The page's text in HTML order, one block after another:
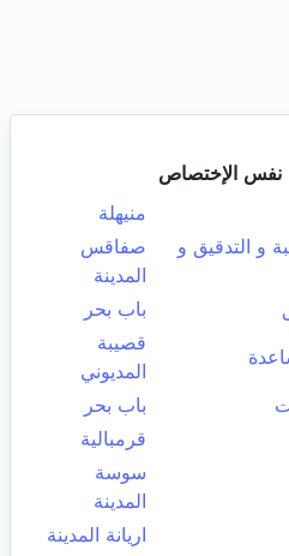
الإختصاص
منيهلة
و التدقيق و
صفاقس
المدينة
باب بحر
قصيبة
المديوني
باب بحر
قرمبالية
سوسة
المدينة
اريانة المدينة